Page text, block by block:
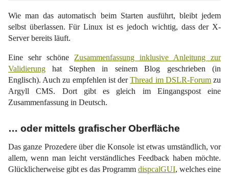
Wie man das automatisch beim Starten ausführt, bleibt jedem
selbst überlassen. Für Linux ist es jedoch wichtig, dass der X-
Server bereits läuft.
Eine sehr schöne Zusammenfassung inklusive Anleitung zur
Validierung hat Stephen in seinem Blog geschrieben (in
Englisch). Auch zu empfehlen ist derThread im DSLR-Forumzu
Argyll CMS. Dort gibt es gleich im Eingangspost eine
Zusammenfassung in Deutsch.
… oder mittels grafischer Oberfläche
Das ganze Prozedere über die Konsole ist etwas umständlich, vor
allem, wenn man leicht verständliches Feedback haben möchte.
Glücklicherweise gibt es das Programm dispcalGUI, welches eine